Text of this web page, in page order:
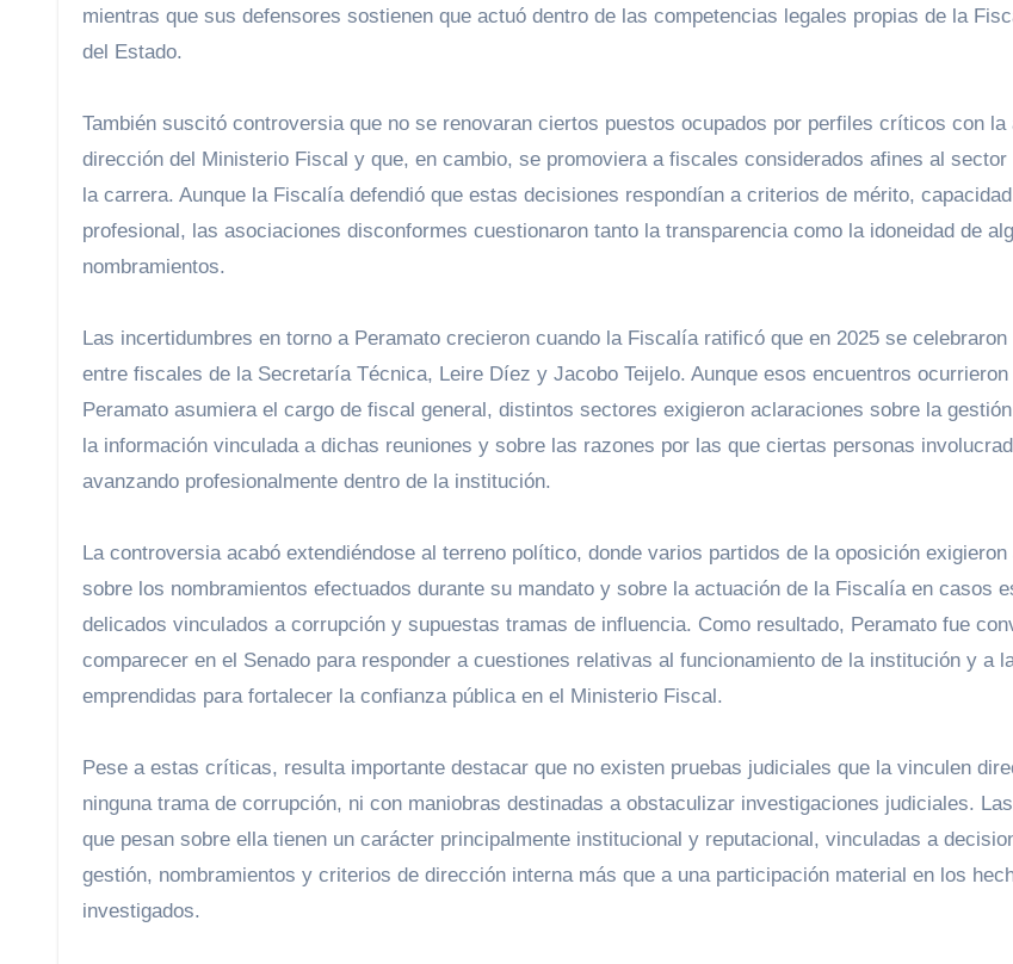
mientras que sus defensores sostienen que actuó dentro de las competencias legales propias de la
del Estado.
También suscitó controversia que no se renovaran ciertos puestos ocupados por perfiles críticos con la
dirección del Ministerio Fiscal y que, en cambio, se promoviera a fiscales considerados afines al
la carrera. Aunque la Fiscalía defendió que estas decisiones respondían a criterios de mérito,
profesional, las asociaciones disconformes cuestionaron tanto la transparencia como la idoneidad de
nombramientos.
Las incertidumbres en torno a Peramato crecieron cuando la Fiscalía ratificó que en 2025 se celebraron
entre fiscales de la Secretaría Técnica, Leire Díez y Jacobo Teijelo. Aunque esos encuentros
Peramato asumiera el cargo de fiscal general, distintos sectores exigieron aclaraciones sobre la
la información vinculada a dichas reuniones y sobre las razones por las que ciertas personas
avanzando profesionalmente dentro de la institución.
La controversia acabó extendiéndose al terreno político, donde varios partidos de la oposición
sobre los nombramientos efectuados durante su mandato y sobre la actuación de la Fiscalía en casos
delicados vinculados a corrupción y supuestas tramas de influencia. Como resultado, Peramato fue
comparecer en el Senado para responder a cuestiones relativas al funcionamiento de la institución y a
emprendidas para fortalecer la confianza pública en el Ministerio Fiscal.
Pese a estas críticas, resulta importante destacar que no existen pruebas judiciales que la vinculen
ninguna trama de corrupción, ni con maniobras destinadas a obstaculizar investigaciones judiciales.
que pesan sobre ella tienen un carácter principalmente institucional y reputacional, vinculadas a
gestión, nombramientos y criterios de dirección interna más que a una participación material en los
investigados.